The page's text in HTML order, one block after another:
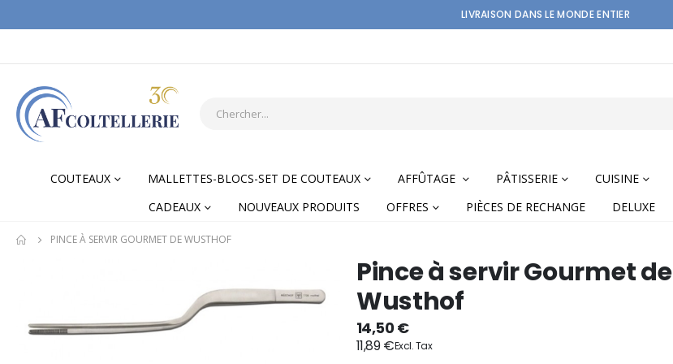
LIVRAISON DANS LE MONDE ENTIER
COUTEAUX MALLETTES-BLOCS-SET DE COUTEAUX AFFÛTAGE PÂTISSERIE CUISINE
CADEAUX
NOUVEAUX PRODUITS OFFRES PIÈCES DE RECHANGE DELUXE
PINCE À SERVIR GOURMET DE WUSTHOF
end
Skip
beginning
Pince à servir Gourmet de
Wusthof
14,50 €
11,89 €